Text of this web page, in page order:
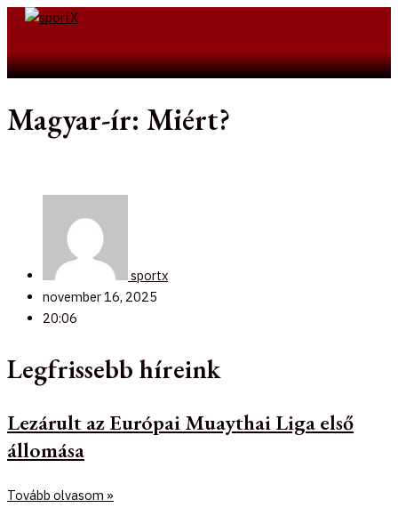
Skip
Magyar-ír: Miért?
sportx
november 16, 2025
20:06
Legfrissebb híreink
Lezárult az Európai Muaythai Liga első
állomása
Tovább olvasom »